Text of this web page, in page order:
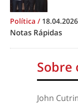
Política / 18.04.2026
Notas Rápidas
Sobre
John